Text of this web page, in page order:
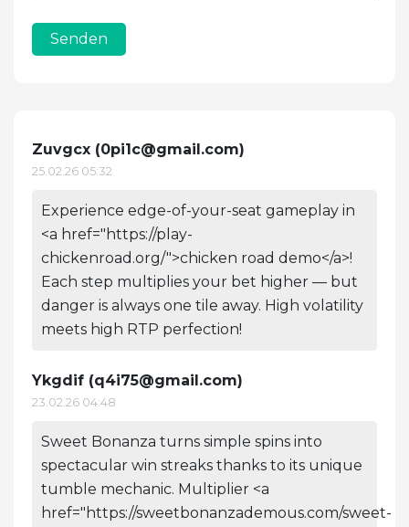
Senden
Zuvgcx (0pi1c@gmail.com)
25.02.26 05:32
Experience edge-of-your-seat gameplay in
<a href="https://play-
chickenroad.org/">chicken road demo</a>!
Each step multiplies your bet higher — but
danger is always one tile away. High volatility
meets high RTP perfection!
Ykgdif (q4i75@gmail.com)
23.02.26 04:48
Sweet Bonanza turns simple spins into
spectacular win streaks thanks to its unique
tumble mechanic. Multiplier <a
href="https://sweetbonanzademous.com/sweet-